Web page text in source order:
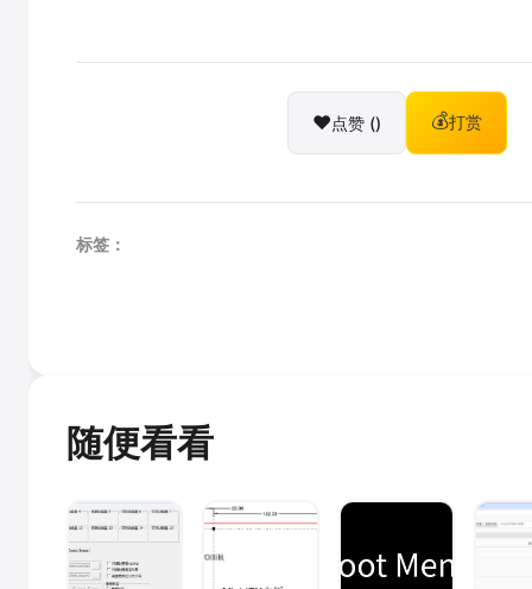
❤️点赞 () 💰打赏
标签：
随便看看